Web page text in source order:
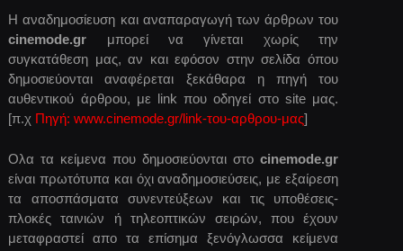
Η αναδημοσίευση και αναπαραγωγή των άρθρων του
cinemode.gr μπορεί να γίνεται χωρίς την
συγκατάθεση μας, αν και εφόσον στην σελίδα όπου
δημοσιεύονται αναφέρεται ξεκάθαρα η πηγή του
αυθεντικού άρθρου, με link που οδηγεί στο site μας.
[π.χ Πηγή: www.cinemode.gr/link-του-αρθρου-μας]
Ολα τα κείμενα που δημοσιεύονται στο cinemode.gr
είναι πρωτότυπα και όχι αναδημοσιεύσεις, με εξαίρεση
τα αποσπάσματα συνεντεύξεων και τις υποθέσεις-
πλοκές ταινιών ή τηλεοπτικών σειρών, που έχουν
μεταφραστεί απο τα επίσημα ξενόγλωσσα κείμενα